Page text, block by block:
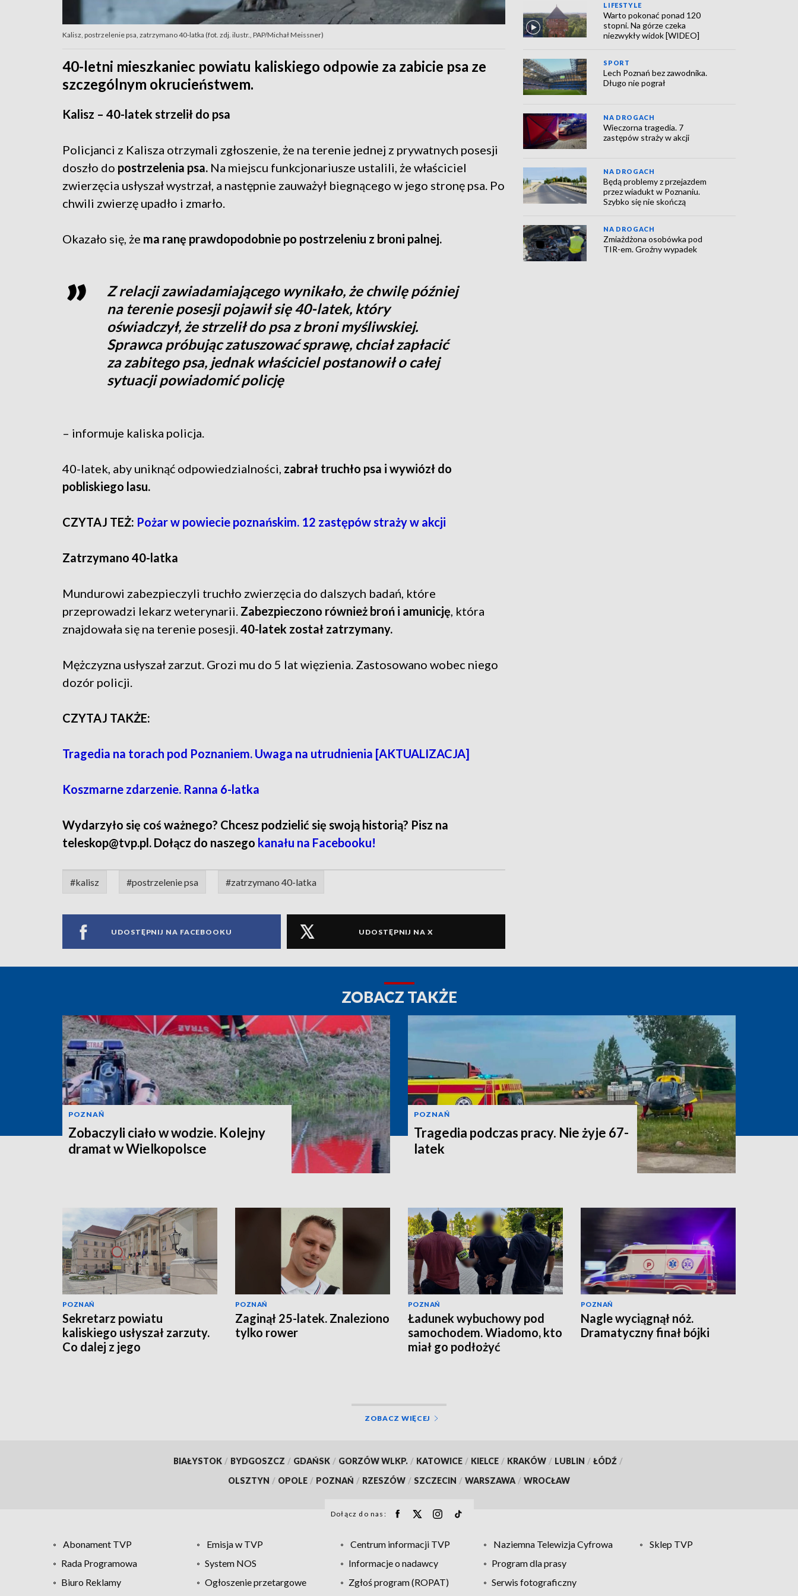
Kalisz, postrzelenie psa, zatrzymano 40-latka (fot. zdj. ilustr., PAP/Michał Meissner)
40-letni mieszkaniec powiatu kaliskiego odpowie za zabicie psa ze
szczególnym okrucieństwem.
Kalisz – 40-latek strzelił do psa
Policjanci z Kalisza otrzymali zgłoszenie, że na terenie jednej z prywatnych posesji
doszło do postrzelenia psa. Na miejscu funkcjonariusze ustalili, że właściciel
zwierzęcia usłyszał wystrzał, a następnie zauważył biegnącego w jego stronę psa. Po
chwili zwierzę upadło i zmarło.
Okazało się, że ma ranę prawdopodobnie po postrzeleniu z broni palnej.
Z relacji zawiadamiającego wynikało, że chwilę później
na terenie posesji pojawił się 40-latek, który
oświadczył, że strzelił do psa z broni myśliwskiej.
Sprawca próbując zatuszować sprawę, chciał zapłacić
za zabitego psa, jednak właściciel postanowił o całej
sytuacji powiadomić policję
– informuje kaliska policja.
40-latek, aby uniknąć odpowiedzialności, zabrał truchło psa i wywiózł do
pobliskiego lasu.
CZYTAJ TEŻ: Pożar w powiecie poznańskim. 12 zastępów straży w akcji
Zatrzymano 40-latka
Mundurowi zabezpieczyli truchło zwierzęcia do dalszych badań, które
przeprowadzi lekarz weterynarii. Zabezpieczono również broń i amunicję, która
znajdowała się na terenie posesji.40-latek został zatrzymany.
Mężczyzna usłyszał zarzut. Grozi mu do 5 lat więzienia. Zastosowano wobec niego
dozór policji.
CZYTAJ TAKŻE:
Tragedia na torach pod Poznaniem. Uwaga na utrudnienia [AKTUALIZACJA]
Koszmarne zdarzenie. Ranna 6-latka
Wydarzyło się coś ważnego? Chcesz podzielić się swoją historią? Pisz na
teleskop@tvp.pl. Dołącz do naszego kanału na Facebooku!
#kalisz #postrzelenie psa #zatrzymano 40-latka
UDOSTĘPNIJ NA FACEBOOKU UDOSTĘPNIJ NA X
LIFESTYLE
Warto pokonać ponad 120
stopni. Na górze czeka
niezwykły widok [WIDEO]
SPORT
Lech Poznań bez zawodnika.
Długo nie pograł
NA DROGACH
Wieczorna tragedia. 7
zastępów straży w akcji
NA DROGACH
Będą problemy z przejazdem
przez wiadukt w Poznaniu.
Szybko się nie skończą
NA DROGACH
Zmiażdżona osobówka pod
TIR-em. Groźny wypadek
ZOBACZ TAKŻE
POZNAŃ
Zobaczyli ciało w wodzie. Kolejny
dramat w Wielkopolsce
POZNAŃ
Tragedia podczas pracy. Nie żyje 67-
latek
POZNAŃ
Sekretarz powiatu
kaliskiego usłyszał zarzuty.
Co dalej z jego
POZNAŃ
Zaginął 25-latek. Znaleziono
tylko rower
POZNAŃ
Ładunek wybuchowy pod
samochodem. Wiadomo, kto
miał go podłożyć
POZNAŃ
Nagle wyciągnął nóż.
Dramatyczny finał bójki
ZOBACZ WIĘCEJ
BIAŁYSTOK / BYDGOSZCZ / GDAŃSK / GORZÓW WLKP. / KATOWICE / KIELCE / KRAKÓW / LUBLIN / ŁÓDŹ /
OLSZTYN / OPOLE / POZNAŃ / RZESZÓW / SZCZECIN / WARSZAWA / WROCŁAW
Dołącz do nas:
Abonament TVP Emisja w TVP Centrum informacji TVP Naziemna Telewizja Cyfrowa
Sklep TVP
Rada Programowa
System NOS Informacje o nadawcy
Program dla prasy
Biuro Reklamy
Ogłoszenie przetargowe Zgłoś program (ROPAT)
Serwis fotograficzny